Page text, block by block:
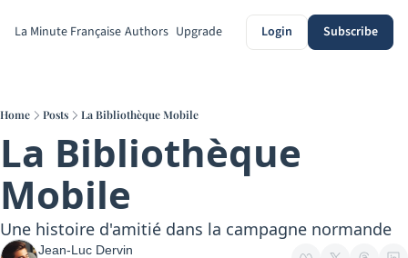
La Minute Française Authors Upgrade Login Subscribe
Home Posts La Bibliothèque Mobile
La Bibliothèque
Mobile
Une histoire d'amitié dans la campagne normande
Jean-Luc Dervin